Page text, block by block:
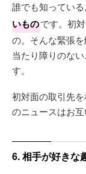
誰でも知っている
いものです。初
の。そんな緊張
当たり障りのな
す。
初対面の取引先
のニュースはお互
6. 相手が好きな